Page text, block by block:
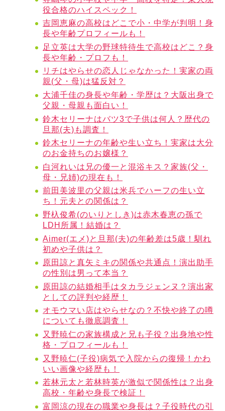
役合格のハイスペック！
吉岡恵麻の高校はどこで小・中学が判明！身
長や年齢プロフィールも！
足立英は大学の野球特待生で高校はどこ？身
長や年齢・プロフも！
リチはやらせの恋人じゃなかった！実家の両
親(父・母)は猛反対？
大浦千佳の身長や年齢・学歴は？大阪出身で
父親・母親も面白い！
鈴木セリーナはバツ3で子供は何人？歴代の
旦那(夫)も調査！
鈴木セリーナの年齢や生い立ち！実家は大分
のお金持ちのお嬢様？
白河れいは兄の優一と混浴キス？家族(父・
母・兄姉)の現在も！
前田美波里の父親は米兵でハーフの生い立
ち！元夫との関係は？
野杁俊希(のいりとしき)は赤木春恵の孫で
LDH所属！結婚は？
Aimer(エメ)と旦那(夫)の年齢差は5歳！馴れ
初めや子供は？
原田諒と真矢ミキの関係や共通点！演出助手
の性別は男って本当？
原田諒の結婚相手はタカラジェンヌ？演出家
としての評判や経歴！
オモウマい店はやらせなの？不快や終了の噂
についても徹底調査！
又野暁仁の家族構成と兄も子役？出身地や性
格・プロフィールも！
又野暁仁(子役)病気で入院からの復帰！かわ
いい画像や経歴も！
若林元太と若林時英が激似で関係性は？出身
高校・年齢や身長で検証！
富岡涼の現在の職業や身長は？子役時代の引